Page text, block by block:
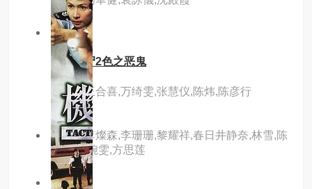
3.0分 hd
山村老尸2色之恶鬼
主演：王合喜,万绮雯,张慧仪,陈炜,陈彦行
主演：李燦森,李珊珊,黎耀祥,春日井静奈,林雪,陈
惠敏,袁婉雯,方思莲
2.0分 hd